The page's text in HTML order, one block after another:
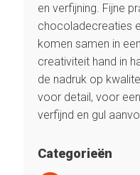
en verfijning. Fijne
chocoladecreaties
komen samen in
creativiteit hand in
de nadruk op
voor detail, voor
verfijnd en gul
Categorieën